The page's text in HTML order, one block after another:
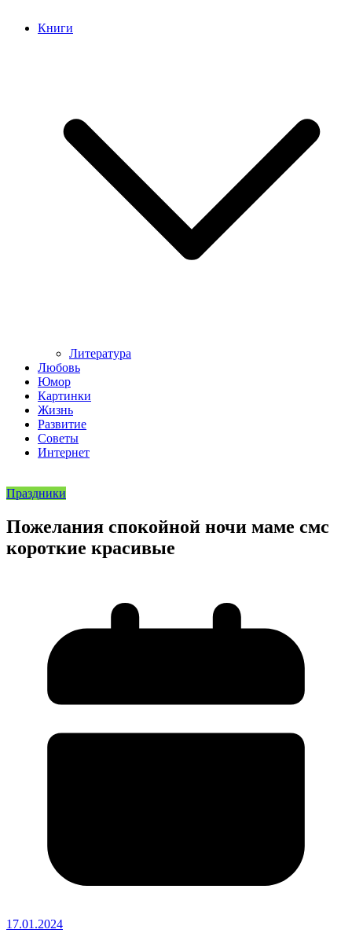
Книги
Литература
Любовь
Юмор
Картинки
Жизнь
Развитие
Советы
Интернет
Праздники
Пожелания спокойной ночи маме смс
короткие красивые
17.01.2024